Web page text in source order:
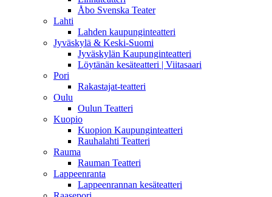
Åbo Svenska Teater
Lahti
Lahden kaupunginteatteri
Jyväskylä & Keski-Suomi
Jyväskylän Kaupunginteatteri
Löytänän kesäteatteri | Viitasaari
Pori
Rakastajat-teatteri
Oulu
Oulun Teatteri
Kuopio
Kuopion Kaupunginteatteri
Rauhalahti Teatteri
Rauma
Rauman Teatteri
Lappeenranta
Lappeenrannan kesäteatteri